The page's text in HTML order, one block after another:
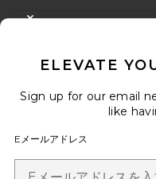
メールを送信することにより
Email Address
ELEVATE
Sign up for our email
like
Eメールアドレス